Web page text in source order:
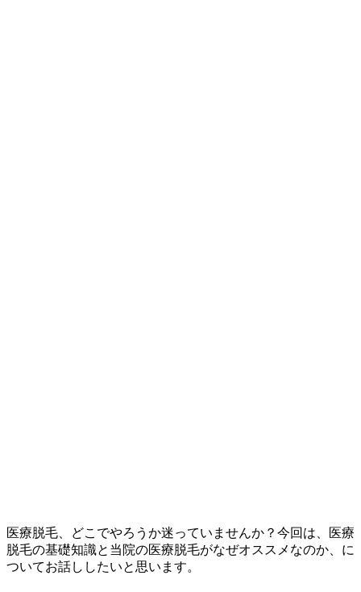
医療脱毛、どこでやろうか迷っていませんか？今回は、医療
脱毛の基礎知識と当院の医療脱毛がなぜオススメなのか、に
ついてお話ししたいと思います。